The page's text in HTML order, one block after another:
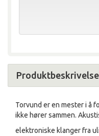
Produktbeskrivelse
Torvund er en mester i å
ikke hører sammen.
elektroniske klanger fra